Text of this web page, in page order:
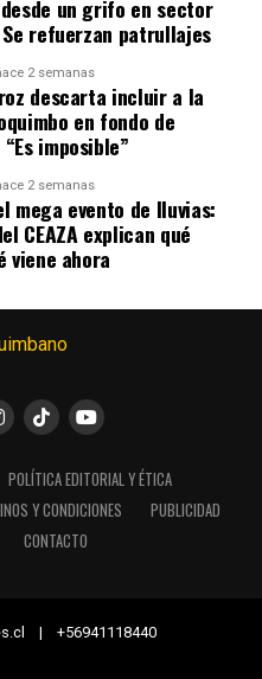
un grifo en sector
Se refuerzan patrullajes
2 semanas
descarta incluir a la
en fondo de
imposible”
2 semanas
mega evento de lluvias:
CEAZA explican qué
viene ahora
POLÍTICA EDITORIAL Y ÉTICA
Y CONDICIONES
PUBLICIDAD
CONTACTO
| +56941118440